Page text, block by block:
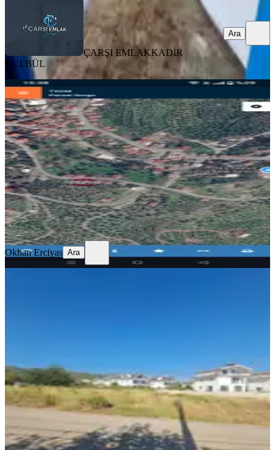
ÇARŞI EMLAKKADİR
BÜLBÜL
Ara
YOLA YAKIN
Herşey Dahil Arsa
Fethiye, Gökben Mahallesi
500 m²·Elektrik Hattı, Parselli +3·10.500/m²·
13.07.2026
5.250.000 ₺
Okhan Erciyas
Ara
Okhan Erciyas Ara
BEMAX EMLAK&REAL ESTATEBerat Çiftçi
Ara